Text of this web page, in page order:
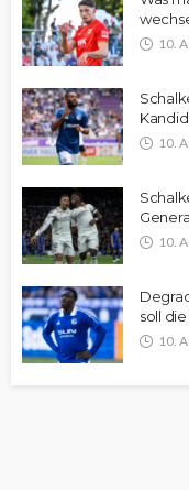
10.
10.
10.
soll
10.